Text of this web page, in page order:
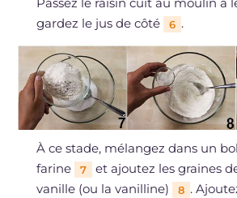
Passez le raisin cuit au moulin à
gardez le jus de côté
6 .
À ce stade, mélangez dans un
farine
7
et ajoutez les graines
vanille (ou la vanilline)
8 .